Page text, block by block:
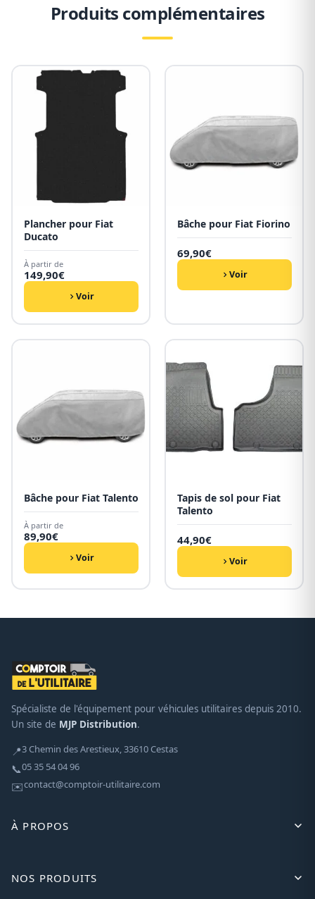
Produits complémentaires
Plancher pour Fiat
Ducato
À partir de
149,90€
Voir
Bâche pour Fiat Fiorino
69,90€
Voir
Bâche pour Fiat Talento
À partir de
89,90€
Voir
Tapis de sol pour Fiat
Talento
44,90€
Voir
Spécialiste de l'équipement pour véhicules utilitaires depuis 2010.
Un site de MJP Distribution.
📍3 Chemin des Arestieux, 33610 Cestas
📞05 35 54 04 96
✉️contact@comptoir-utilitaire.com
À PROPOS
NOS PRODUITS